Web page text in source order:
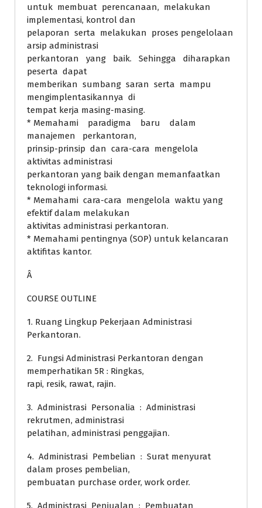
untuk membuat perencanaan, melakukan
implementasi, kontrol dan
pelaporan serta melakukan proses pengelolaan
arsip administrasi
perkantoran yang baik. Sehingga diharapkan
peserta dapat
memberikan sumbang saran serta mampu
mengimplentasikannya di
tempat kerja masing-masing.
* Memahami paradigma baru dalam
manajemen perkantoran,
prinsip-prinsip dan cara-cara mengelola
aktivitas administrasi
perkantoran yang baik dengan memanfaatkan
teknologi informasi.
* Memahami cara-cara mengelola waktu yang
efektif dalam melakukan
aktivitas administrasi perkantoran.
* Memahami pentingnya (SOP) untuk kelancaran
aktifitas kantor.
Â
COURSE OUTLINE
1. Ruang Lingkup Pekerjaan Administrasi
Perkantoran.
2. Fungsi Administrasi Perkantoran dengan
memperhatikan 5R : Ringkas,
rapi, resik, rawat, rajin.
3. Administrasi Personalia : Administrasi
rekrutmen, administrasi
pelatihan, administrasi penggajian.
4. Administrasi Pembelian : Surat menyurat
dalam proses pembelian,
pembuatan purchase order, work order.
5. Administrasi Penjualan : Pembuatan